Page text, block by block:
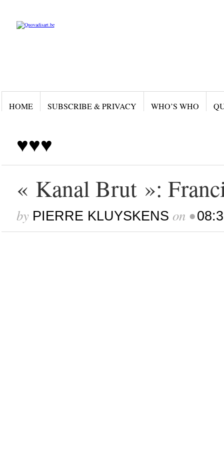
HOME SUBSCRIBE & PRIVACY WHO’S WHO
♥♥♥
« Kanal Brut »:
by PIERRE KLUYSKENS on •